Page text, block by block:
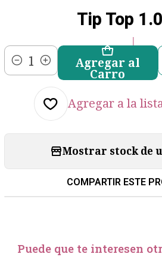
Tip Top
|
Cantidad
Agregar al
Carro
Agregar a la
Mostrar stock de
COMPARTIR ESTE
Puede que te interesen